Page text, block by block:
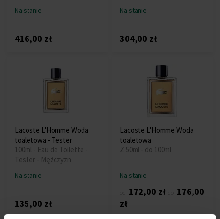
Na stanie
416,00 zł
Na stanie
304,00 zł
Lacoste L'Homme Woda
toaletowa - Tester
100ml - Eau de Toilette -
Tester - Mężczyzn
Na stanie
135,00 zł
Lacoste L'Homme Woda
toaletowa
Z 50ml - do 100ml
Na stanie
172,00 zł
176,00
zł